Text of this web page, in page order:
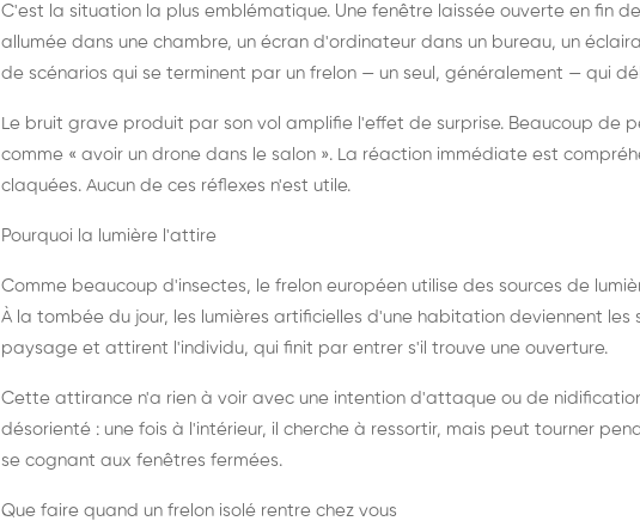
C'est la situation la plus emblématique. Une fenêtre laissée ouverte en fin
allumée dans une chambre, un écran d'ordinateur dans un bureau, un
de scénarios qui se terminent par un frelon — un seul, généralement — qui
Le bruit grave produit par son vol amplifie l'effet de surprise. Beaucoup de
comme « avoir un drone dans le salon ». La réaction immédiate est
claquées. Aucun de ces réflexes n'est utile.
Pourquoi la lumière l'attire
Comme beaucoup d'insectes, le frelon européen utilise des sources de
À la tombée du jour, les lumières artificielles d'une habitation deviennent les
paysage et attirent l'individu, qui finit par entrer s'il trouve une ouverture.
Cette attirance n'a rien à voir avec une intention d'attaque ou de
désorienté : une fois à l'intérieur, il cherche à ressortir, mais peut tourner
se cognant aux fenêtres fermées.
Que faire quand un frelon isolé rentre chez vous